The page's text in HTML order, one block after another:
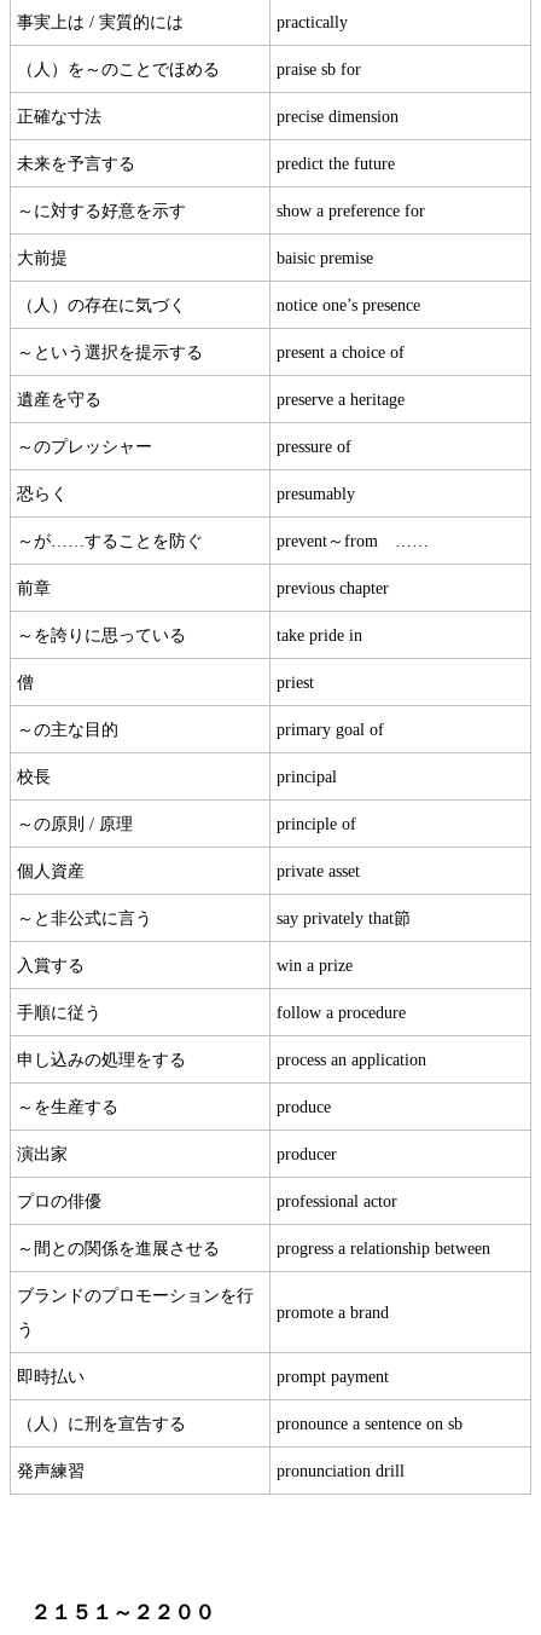
事実上は / 実質的には practically
（人）を～のことでほめる praise sb for
正確な寸法 precise dimension
未来を予言する predict the future
～に対する好意を示す show a preference for
大前提 baisic premise
（人）の存在に気づく notice one’s presence
～という選択を提示する present a choice of
遺産を守る preserve a heritage
～のプレッシャー pressure of
恐らく presumably
～が……することを防ぐ prevent～from ……
前章 previous chapter
～を誇りに思っている take pride in
僧 priest
～の主な目的 primary goal of
校長 principal
～の原則 / 原理 principle of
個人資産 private asset
～と非公式に言う say privately that節
入賞する win a prize
手順に従う follow a procedure
申し込みの処理をする process an application
～を生産する produce
演出家 producer
プロの俳優 professional actor
～間との関係を進展させる progress a relationship between
ブランドのプロモーションを行
う
promote a brand
即時払い prompt payment
（人）に刑を宣告する pronounce a sentence on sb
発声練習 pronunciation drill
２１５１～２２００